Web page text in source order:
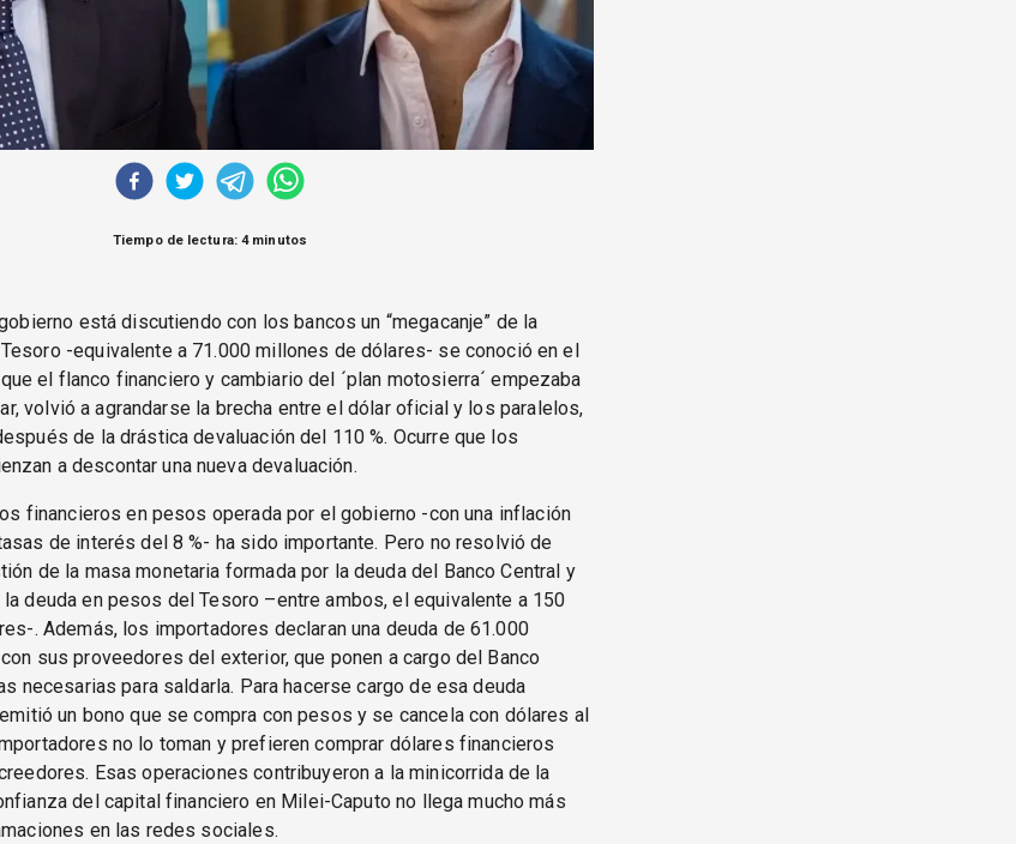
Tiempo de lectura: 4 minutos
está discutiendo con los bancos un “megacanje” de la
-equivalente a 71.000 millones de dólares- se conoció en el
el flanco financiero y cambiario del ´plan motosierra´ empezaba
volvió a agrandarse la brecha entre el dólar oficial y los paralelos,
de la drástica devaluación del 110 %. Ocurre que los
a descontar una nueva devaluación.
financieros en pesos operada por el gobierno -con una inflación
de interés del 8 %- ha sido importante. Pero no resolvió de
de la masa monetaria formada por la deuda del Banco Central y
deuda en pesos del Tesoro –entre ambos, el equivalente a 150
. Además, los importadores declaran una deuda de 61.000
sus proveedores del exterior, que ponen a cargo del Banco
necesarias para saldarla. Para hacerse cargo de esa deuda
un bono que se compra con pesos y se cancela con dólares al
no lo toman y prefieren comprar dólares financieros
Esas operaciones contribuyeron a la minicorrida de la
del capital financiero en Milei-Caputo no llega mucho más
en las redes sociales.